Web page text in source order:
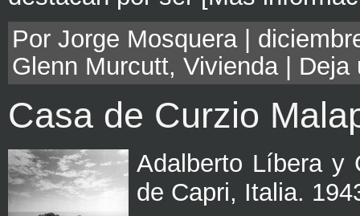
Por Jorge Mosquera |
Glenn Murcutt, Vivienda| Deja
Casa de Curzio
Adalberto Líbera y
de Capri, Italia.